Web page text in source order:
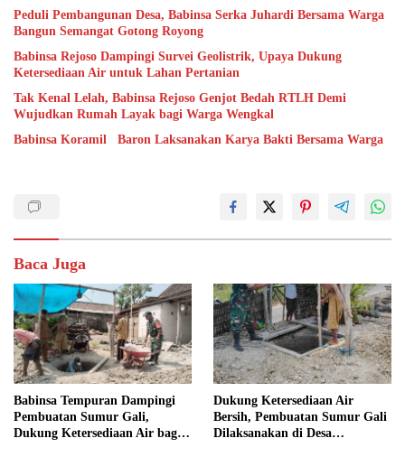
Peduli Pembangunan Desa, Babinsa Serka Juhardi Bersama Warga
Bangun Semangat Gotong Royong
Babinsa Rejoso Dampingi Survei Geolistrik, Upaya Dukung
Ketersediaan Air untuk Lahan Pertanian
Tak Kenal Lelah, Babinsa Rejoso Genjot Bedah RTLH Demi
Wujudkan Rumah Layak bagi Warga Wengkal
Babinsa Koramil Baron Laksanakan Karya Bakti Bersama Warga
Baca Juga
Babinsa Tempuran Dampingi
Pembuatan Sumur Gali,
Dukung Ketersediaan Air bagi
Dukung Ketersediaan Air
Bersih, Pembuatan Sumur Gali
Dilaksanakan di Desa